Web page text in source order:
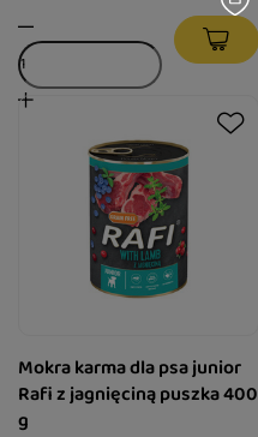
Mokra karma dla psa junior
Rafi z jagnięciną puszka 400
g